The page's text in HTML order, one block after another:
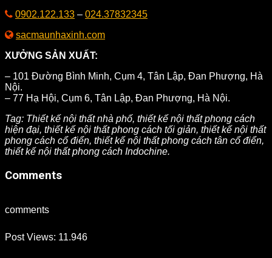
0902.122.133 – 024.37832345
sacmaunhaxinh.com
XƯỞNG SẢN XUẤT:
– 101 Đường Bình Minh, Cụm 4, Tân Lập, Đan Phượng, Hà
Nội.
– 77 Hạ Hội, Cụm 6, Tân Lập, Đan Phượng, Hà Nội.
Tag: Thiết kế nội thất nhà phố, thiết kế nội thất phong cách
hiện đại, thiết kế nội thất phong cách tối giản, thiết kế nội thất
phong cách cổ điển, thiết kế nội thất phong cách tân cổ điển,
thiết kế nội thất phong cách Indochine.
Comments
comments
Post Views: 11.946